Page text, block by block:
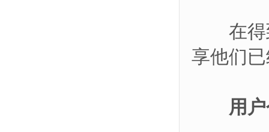
在得到
享他们
用